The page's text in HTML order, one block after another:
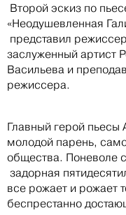
Второй эскиз по
«Неодушевленная
представил
заслуженный артист
Васильева и
режиссера.
Главный герой
молодой парень,
общества. Поневоле
задорная
все рожает и рожает
беспрестанно